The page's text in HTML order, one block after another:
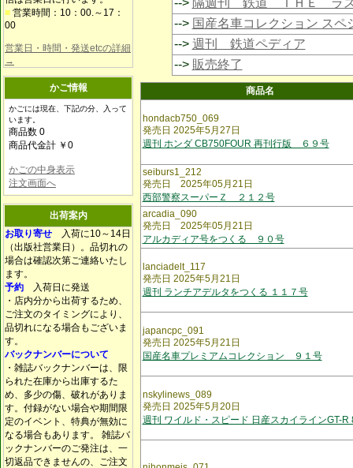
■ 営業時間：10：00.～17：
00
営業日・時間・発送etcの詳細
→
かご情報
かごには現在、下記の分、入って
います。
商品数 0
商品代金計 ￥0
かごの中身表示
注文画面へ
出荷案内
お取り寄せ 入荷に10～14日
（出版社営業日）。品切れの
場合は確認次第ご連絡いたし
ます。
予約 入荷日に発送
・店内分から出荷するため、
ご注文のタイミングにより、
品切れになる場合もございま
す。
バックナンバーについて
・雑誌バックナンバーは、限
られた在庫から出庫するた
め、多少の傷、破れがありま
す。付録がない場合や期間限
定のイベント、特典が無効に
なる場合もあります。 雑誌バ
ックナンバーのご発注は、一
切返品できませんの、ご注文
--> 隔週刊 鉄道 ＴＨＥ ラ
--> 国産名車コレクション スペ
--> 週刊 鉄道ペディア
--> 販売終了
商品名
hondacb750_069
発売日 2025年5月27日
週刊 ホンダ CB750FOUR 再刊行版 ６９号
seiburs1_212
発売日 2025年05月21日
西部警察スーパーＺ ２１２号
arcadia_090
発売日 2025年05月21日
アルカディア号をつくる ９０号
lanciadelt_117
発売日 2025年5月21日
週刊 ランチアデルタをつくる １１７号
japancpc_091
発売日 2025年5月21日
国産名車プレミアムコレクション ９１号
nskylinews_089
発売日 2025年5月20日
週刊 ワイルド・スピード 日産スカイラインGT-R